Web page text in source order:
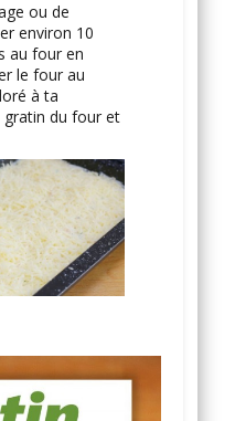
ou de
environ 10
au four en
le four au
à ta
gratin du four et